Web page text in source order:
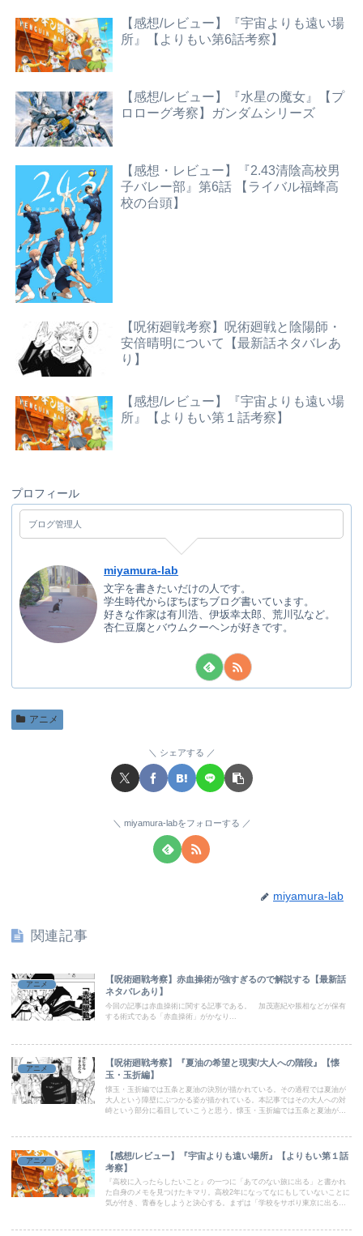
【感想/レビュー】『宇宙よりも遠い場
所』【よりもい第6話考察】
【感想/レビュー】『水星の魔女』【プ
ロローグ考察】ガンダムシリーズ
【感想・レビュー】『2.43清陰高校男
子バレー部』第6話 【ライバル福蜂高
校の台頭】
【呪術廻戦考察】呪術廻戦と陰陽師・
安倍晴明について【最新話ネタバレあ
り】
【感想/レビュー】『宇宙よりも遠い場
所』【よりもい第１話考察】
プロフィール
ブログ管理人
miyamura-lab
文字を書きたいだけの人です。
学生時代からぼちぼちブログ書いています。
好きな作家は有川浩、伊坂幸太郎、荒川弘など。
杏仁豆腐とバウムクーヘンが好きです。
アニメ
シェアする
miyamura-labをフォローする
miyamura-lab
関連記事
アニメ
【呪術廻戦考察】赤血操術が強すぎるので解説する【最新話
ネタバレあり】
今回の記事は赤血操術に関する記事である。 加茂憲紀や脹相などが保有
する術式である「赤血操術」がかなり...
アニメ
【呪術廻戦考察】『夏油の希望と現実/大人への階段』【懐
玉・玉折編】
懐玉・玉折編では五条と夏油の決別が描かれている。その過程では夏油が
大人という障壁にぶつかる姿が描かれている。本記事ではその大人への対
峙という部分に着目していこうと思う。懐玉・玉折編では五条と夏油が大
まう。
アニメ
【感想/レビュー】『宇宙よりも遠い場所』【よりもい第１話
考察】
『高校に入ったらしたいこと』の一つに「あてのない旅に出る」と書かれ
た自身のメモを見つけたキマリ。高校2年になってなにもしていないことに
気が付き、青春をしようと決心する。まずは「学校をサボり東京に出る」